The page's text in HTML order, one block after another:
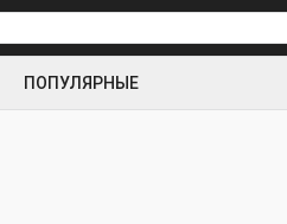
ПОПУЛЯРНЫЕ